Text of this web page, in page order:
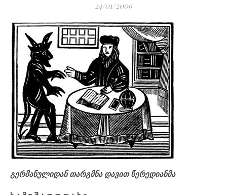
24/01/2009
გერმანულიდან თარგმნა დავით წერედიანმა